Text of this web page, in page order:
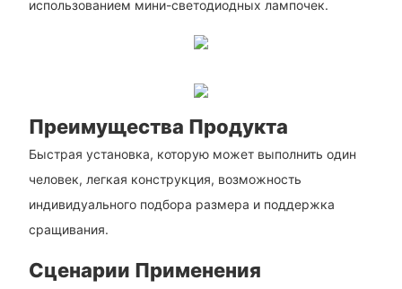
использованием мини-светодиодных лампочек.
Преимущества Продукта
Быстрая установка, которую может выполнить один
человек, легкая конструкция, возможность
индивидуального подбора размера и поддержка
сращивания.
Сценарии Применения